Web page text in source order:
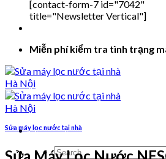
[contact-form-7 id="7042"
title="Newsletter Vertical"]
Miễn phí kiểm tra tình trạng
Search
Sửa máy lọc nước tại nhà